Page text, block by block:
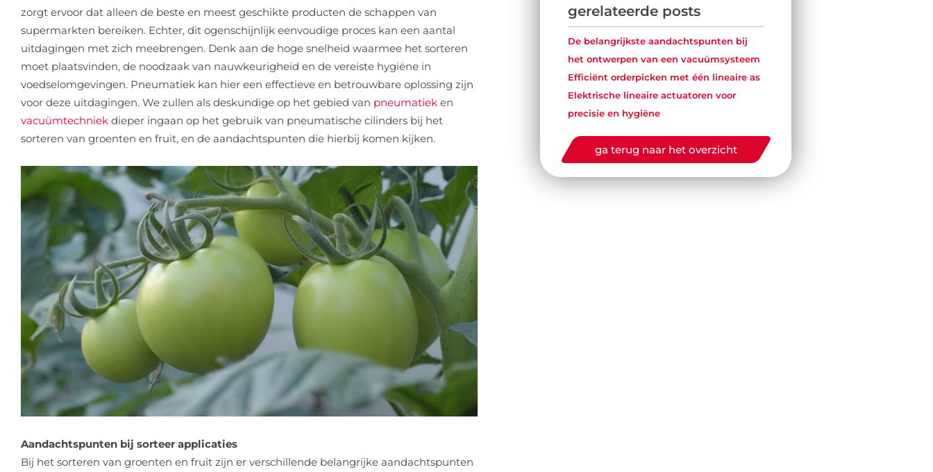
zorgt ervoor dat alleen de beste en meest geschikte producten de schappen van
supermarkten bereiken. Echter, dit ogenschijnlijk eenvoudige proces kan een aantal
uitdagingen met zich meebrengen. Denk aan de hoge snelheid waarmee het sorteren
moet plaatsvinden, de noodzaak van nauwkeurigheid en de vereiste hygiëne in
voedselomgevingen. Pneumatiek kan hier een effectieve en betrouwbare oplossing zijn
voor deze uitdagingen. We zullen als deskundige op het gebied van pneumatiek en
vacuümtechniek dieper ingaan op het gebruik van pneumatische cilinders bij het
sorteren van groenten en fruit, en de aandachtspunten die hierbij komen kijken.
Aandachtspunten bij sorteer applicaties
Bij het sorteren van groenten en fruit zijn er verschillende belangrijke aandachtspunten
applicaties
gerelateerde posts
De belangrijkste aandachtspunten bij
het ontwerpen van een vacuümsysteem
Efficiënt orderpicken met één lineaire as
Elektrische lineaire actuatoren voor
precisie en hygiëne
ga terug naar het overzicht